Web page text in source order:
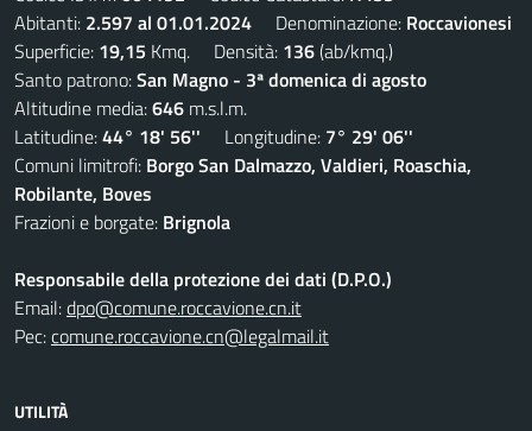
Abitanti: 2.597 al 01.01.2024 Denominazione: Roccavionesi
Superficie: 19,15 Kmq. Densità: 136(ab/kmq.)
Santo patrono:San Magno - 3ª domenica di agosto
Altitudine media:646 m.s.l.m.
Latitudine:44° 18' 56'' Longitudine: 7° 29' 06''
Comuni limitrofi: Borgo San Dalmazzo, Valdieri, Roaschia,
Robilante, Boves
Frazioni e borgate: Brignola
Responsabile della protezione dei dati (D.P.O.)
Email:dpo@comune.roccavione.cn.it
Pec:comune.roccavione.cn@legalmail.it
UTILITÀ